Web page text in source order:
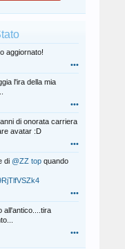
aggiornato!
•••
l'ira della mia
•••
di onorata carriera
avatar :D
•••
di @ZZ top quando
•••
all'antico....tira
•••